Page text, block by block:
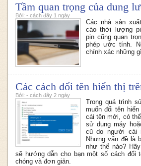
Tầm quan trọng của dung
Bởi: - cách đây 1 ngày
Các nhà sản
cáo thời lượng
pin cũng quan
phép ước tính.
chính xác những
Các cách đổi tên hiển thị
Bởi: - cách đây 2 ngày
Trong quá trình
muốn đổi tên
cái tên mới, có
sử dụng máy
cũ do người cài
Nhưng vấn đề là
như thế nào?
sẽ hướng dẫn cho bạn một số cách đổi
chóng và đơn giản.